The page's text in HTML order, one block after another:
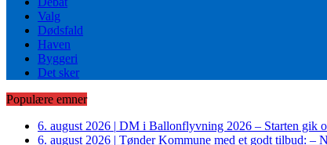
Valg
Dødsfald
Haven
Byggeri
Det sker
Populære emner
6. august 2026 | DM i Ballonflyvning 2026 – Starten gik
6. august 2026 | Tønder Kommune med et godt tilbud: –